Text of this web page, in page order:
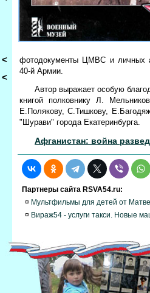
<
<
фотодокументы ЦМВС и личных
40-й Армии.
Автор выражает особую
книгой полковнику Л.
Е.Полякову, С.Тишкову,
"Шурави" города Екатеринбурга.
Афганистан: война
Партнеры сайта RSVA54.ru:
¤ Мультфильмы для детей от
¤ Вираж54 - услуги такси. Новые